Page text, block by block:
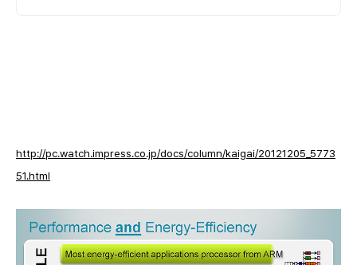
http://pc.watch.impress.co.jp/docs/column/kaigai/20121205_5773
51.html